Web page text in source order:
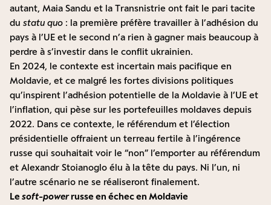
autant, Maia Sandu et la Transnistrie ont fait le pari tacite
du statu quo : la première préfère travailler à l’adhésion du
pays à l’UE et le second n’a rien à gagner mais beaucoup à
perdre à s’investir dans le conflit ukrainien.
En 2024, le contexte est incertain mais pacifique en
Moldavie, et ce malgré les fortes divisions politiques
qu’inspirent l’adhésion potentielle de la Moldavie à l’UE et
l’inflation, qui pèse sur les portefeuilles moldaves depuis
2022. Dans ce contexte, le référendum et l’élection
présidentielle offraient un terreau fertile à l’ingérence
russe qui souhaitait voir le “non” l’emporter au référendum
et Alexandr Stoianoglo élu à la tête du pays. Ni l’un, ni
l’autre scénario ne se réaliseront finalement.
Le soft-powerrusse en échec en Moldavie